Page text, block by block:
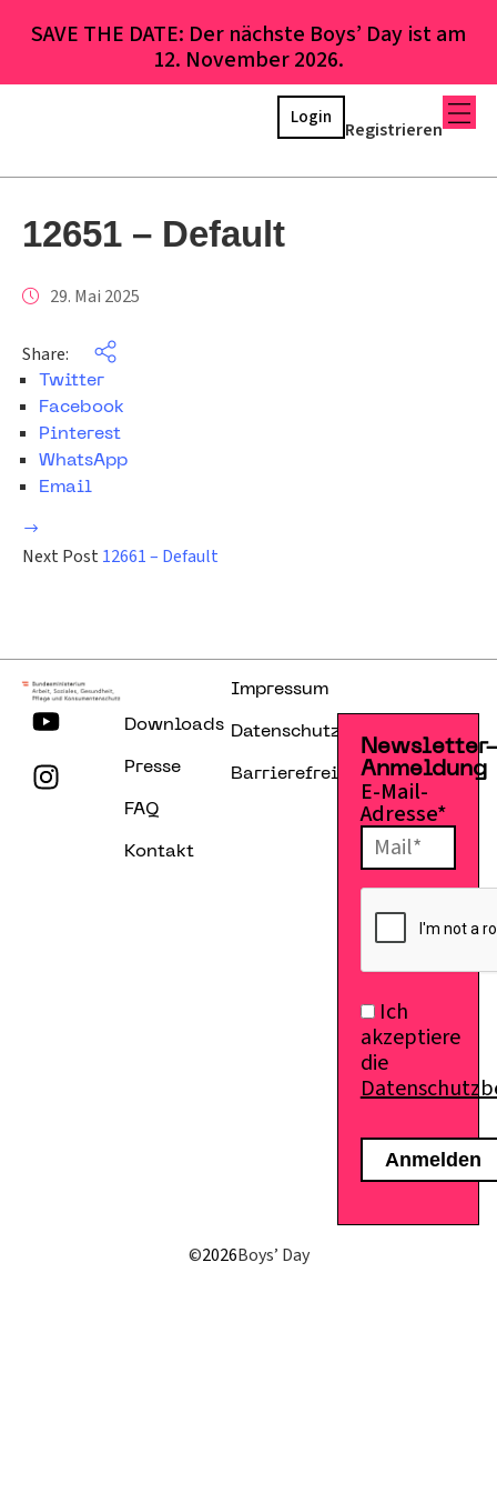
SAVE THE DATE: Der nächste Boys’ Day ist am
12. November 2026.
Registrieren
Login
12651 – Default
29. Mai 2025
Share:
Twitter
Facebook
Pinterest
WhatsApp
Email
Next Post 12661 – Default
Downloads
Presse
FAQ
Kontakt
Impressum
Datenschutzerklärung
Barrierefreiheitserklärung
Anmeldung
E-Mail-
Adresse*
Ich
akzeptiere
die
©2026Boys’ Day